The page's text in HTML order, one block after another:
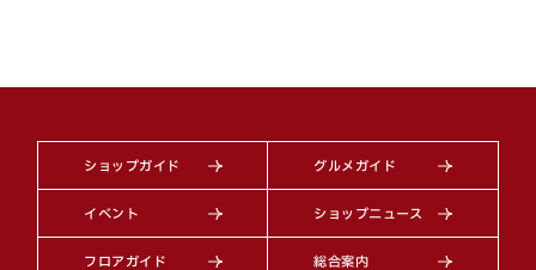
ショップガイド グルメガイド
イベント ショップニュース
フロアガイド 総合案内